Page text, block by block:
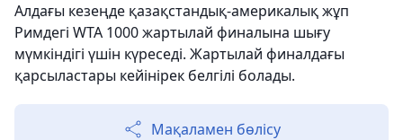
Алдағы кезеңде қазақстандық-америкалық жұп
Римдегі WTA 1000 жартылай финалына шығу
мүмкіндігі үшін күреседі. Жартылай финалдағы
қарсыластары кейінірек белгілі болады.
Мақаламен бөлісу